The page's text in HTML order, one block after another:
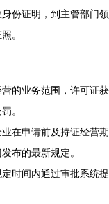
份证明，到主管部门领
。
的业务范围，许可证获
。
在申请前及持证经营期
布的最新规定。
时间内通过审批系统提